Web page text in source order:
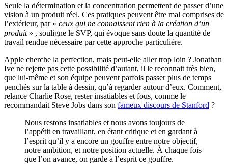
Seule la détermination et la concentration permettent de passer d’une
vision à un produit réel. Ces pratiques peuvent être mal comprises de
l’extérieur, par « ceux qui ne connaissent rien à la création d’un
produit» , souligne le SVP, qui évoque sans doute la quantité de
travail rendue nécessaire par cette approche particulière.
Apple cherche la perfection, mais peut-elle aller trop loin ? Jonathan
Ive ne rejette pas cette possibilité d’autant, il le reconnait très bien,
que lui-même et son équipe peuvent parfois passer plus de temps
penchés sur la table à dessin, qu’à regarder autour d’eux. Comment,
relance Charlie Rose, rester insatiables et fous, comme le
recommandait Steve Jobs dans son fameux discours de Stanford ?
Nous restons insatiables et nous avons toujours de
l’appétit en travaillant, en étant critique et en gardant à
l’esprit qu’il y a encore un gouffre entre notre objectif,
notre ambition, et notre position actuelle. À chaque fois
que l’on avance, on garde à l’esprit ce gouffre.